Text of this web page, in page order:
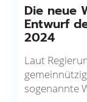
Die neue
Entwurf
2024
Laut
sogenannte